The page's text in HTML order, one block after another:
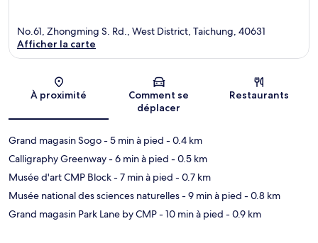
Carte
No.61, Zhongming S. Rd., West District, Taichung, 40631
Afficher la carte
À proximité
Comment se
déplacer
Restaurants
Grand magasin Sogo- 5 min à pied - 0.4 km
Calligraphy Greenway- 6 min à pied - 0.5 km
Musée d'art CMP Block- 7 min à pied - 0.7 km
Musée national des sciences naturelles- 9 min à pied - 0.8 km
Grand magasin Park Lane by CMP- 10 min à pied - 0.9 km